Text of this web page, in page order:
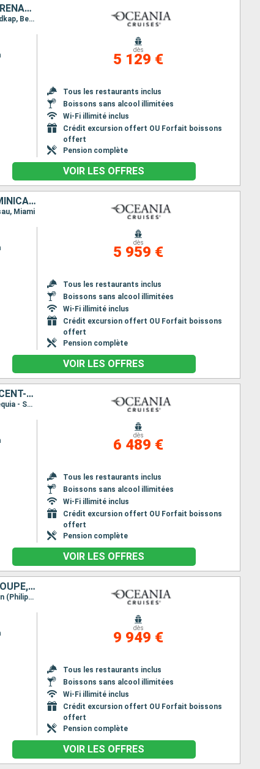
ÉTATS-UNIS, FRANCE, SAINT-MARTIN, GRÖENLAND, SAINT VINCENT-ET-LES-GRENADINES
Itinéraire : Miami, Charlotte Amalie, Saint Barthelemy, Saint-Martin (Philipsburg), Frederiksdal and Sydkap, Bequia - ST. Vincent, Miami
dès
5 129 €
Tous les restaurants inclus
Boissons sans alcool illimitées
Wi-Fi illimité inclus
Crédit excursion offert OU Forfait boissons
offert
Pension complète
VOIR LES OFFRES
ÉTATS-UNIS, CAÏMANS (ÎLES), JAMAÏQUE, ARUBA, BONAIRE, RÉPUBLIQUE DOMINICAINE, BAHAMAS
Miami
dès
5 959 €
Tous les restaurants inclus
Boissons sans alcool illimitées
Wi-Fi illimité inclus
Crédit excursion offert OU Forfait boissons
offert
Pension complète
VOIR LES OFFRES
CAÏMANS (ÎLES), JAMAÏQUE, ARUBA, SAINTE-LUCIE, GUADELOUPE, SAINT VINCENT-ET-LES-GRENADINES, ÉTATS-UNIS
Itinéraire : Miami, Grand Cayman, Falmouth, Aruba, Willemstad (Curaçao), Castries, Pointe à Pitre, Bequia - ST. Vincent, Miami
dès
6 489 €
Tous les restaurants inclus
Boissons sans alcool illimitées
Wi-Fi illimité inclus
Crédit excursion offert OU Forfait boissons
offert
Pension complète
VOIR LES OFFRES
MEXIQUE, HONDURAS, BELIZE, ÉTATS-UNIS, SAINT-MARTIN, FRANCE, GUADELOUPE, SAINT VINCENT-ET-LES-GRENADINES
Itinéraire : Miami, Costa Maya, Roatan, Harvest Caye, Cozumel, Miami, Charlotte Amalie, Saint-Martin (Philipsburg), Saint Barthelemy, Basse-Terre, Bequia - ST. Vincent, Miami
dès
9 949 €
Tous les restaurants inclus
Boissons sans alcool illimitées
Wi-Fi illimité inclus
Crédit excursion offert OU Forfait boissons
offert
Pension complète
VOIR LES OFFRES